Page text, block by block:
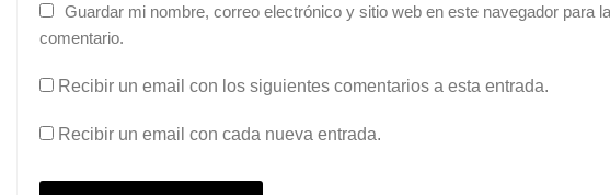
Guardar mi nombre, correo electrónico y sitio web en este navegador para
comentario.
Recibir un email con los siguientes comentarios a esta entrada.
Recibir un email con cada nueva entrada.